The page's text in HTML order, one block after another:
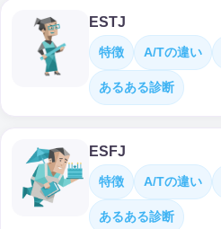
ESTJ
特徴 A/Tの違い
あるある診断
ESFJ
特徴 A/Tの違い
あるある診断